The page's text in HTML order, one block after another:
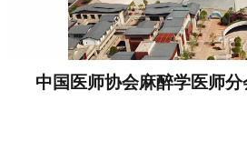
中国医师协会麻醉学医师